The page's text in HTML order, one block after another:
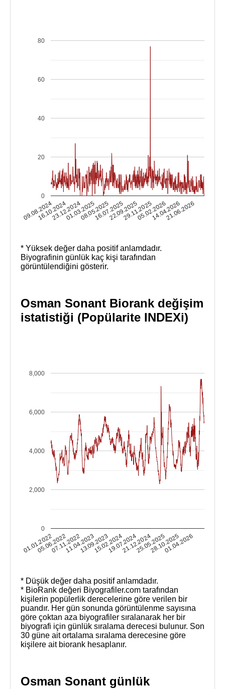
09.08.2024
16.10.202423.12.202401.03.202508.05.202516.07.202522.09.202529.11.202505.02.202614.04.2026
21.06.2026
0
20
40
60
80
* Yüksek değer daha positif anlamdadır.
Biyografinin günlük kaç kişi tarafından
görüntülendiğini gösterir.
Osman Sonant Biorank değişim
istatistiği (Popülarite INDEXi)
01.01.2022
05.06.2022
07.11.2022
11.04.2023
13.09.2023
15.02.2024
19.07.2024
21.12.2024
25.05.2025
28.10.2025
01.04.2026
0
2,000
4,000
6,000
8,000
* Düşük değer daha positif anlamdadır.
* BioRank değeri Biyografiler.com tarafından
kişilerin popülerlik derecelerine göre verilen bir
puandır. Her gün sonunda görüntülenme sayısına
göre çoktan aza biyografiler sıralanarak her bir
biyografi için günlük sıralama derecesi bulunur. Son
30 güne ait ortalama sıralama derecesine göre
kişilere ait biorank hesaplanır.
Osman Sonant günlük